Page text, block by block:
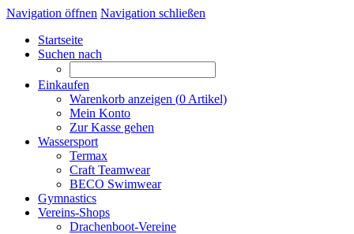
Navigation öffnen Navigation schließen
Startseite
Suchen nach
Einkaufen
Warenkorb anzeigen (0 Artikel)
Mein Konto
Zur Kasse gehen
Wassersport
Termax
Craft Teamwear
BECO Swimwear
Gymnastics
Vereins-Shops
Drachenboot-Vereine